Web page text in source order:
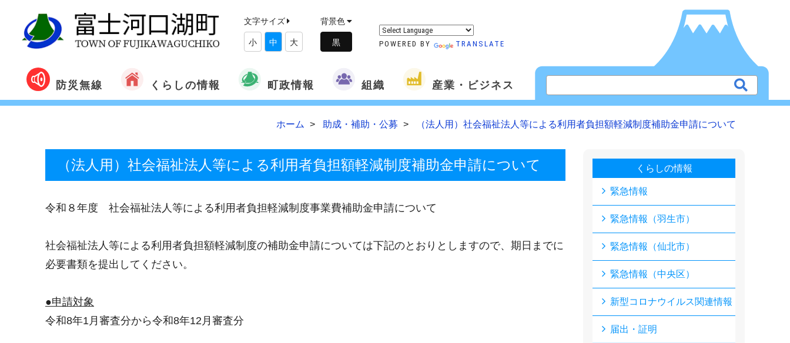
文字サイズ
小 中 大
背景色
POWERED BY TRANSLATE
防災無線 くらしの情報 町政情報 組織 産業・ビジネス
ホーム 助成・補助・公募 （法人用）社会福祉法人等による利用者負担額軽減制度補助金申請について
（法人用）社会福祉法人等による利用者負担額軽減制度補助金申請について
令和８年度 社会福祉法人等による利用者負担軽減制度事業費補助金申請について
社会福祉法人等による利用者負担額軽減制度の補助金申請については下記のとおりとしますので、期日までに
必要書類を提出してください。
●申請対象
令和8年1月審査分から令和8年12月審査分
くらしの情報
緊急情報
緊急情報（羽生市）
緊急情報（仙北市）
緊急情報（中央区）
新型コロナウイルス関連情報
届出・証明